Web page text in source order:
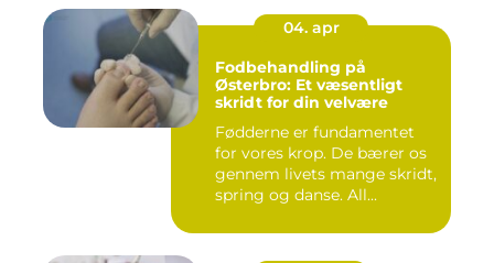
04. apr
Fodbehandling på
Østerbro: Et væsentligt
skridt for din velvære
Fødderne er fundamentet
for vores krop. De bærer os
gennem livets mange skridt,
spring og danse. All...